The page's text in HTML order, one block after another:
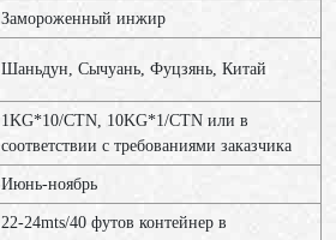
Замороженный инжир
Шаньдун, Сычуань, Фуцзянь, Китай
1KG*10/CTN, 10KG*1/CTN или в
соответствии с требованиями заказчика
Июнь-ноябрь
22-24mts/40 футов контейнер в